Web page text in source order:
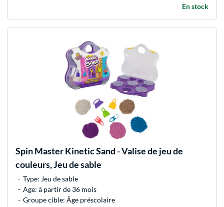
En stock
Spin MasterKinetic Sand - Valise de jeu de
couleurs, Jeu de sable
Type: Jeu de sable
Age: à partir de 36 mois
Groupe cible: Âge préscolaire